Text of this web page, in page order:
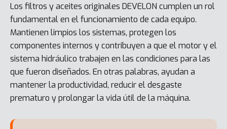
Los filtros y aceites originales DEVELON cumplen un rol
fundamental en el funcionamiento de cada equipo.
Mantienen limpios los sistemas, protegen los
componentes internos y contribuyen a que el motor y el
sistema hidráulico trabajen en las condiciones para las
que fueron diseñados. En otras palabras, ayudan a
mantener la productividad, reducir el desgaste
prematuro y prolongar la vida útil de la máquina.